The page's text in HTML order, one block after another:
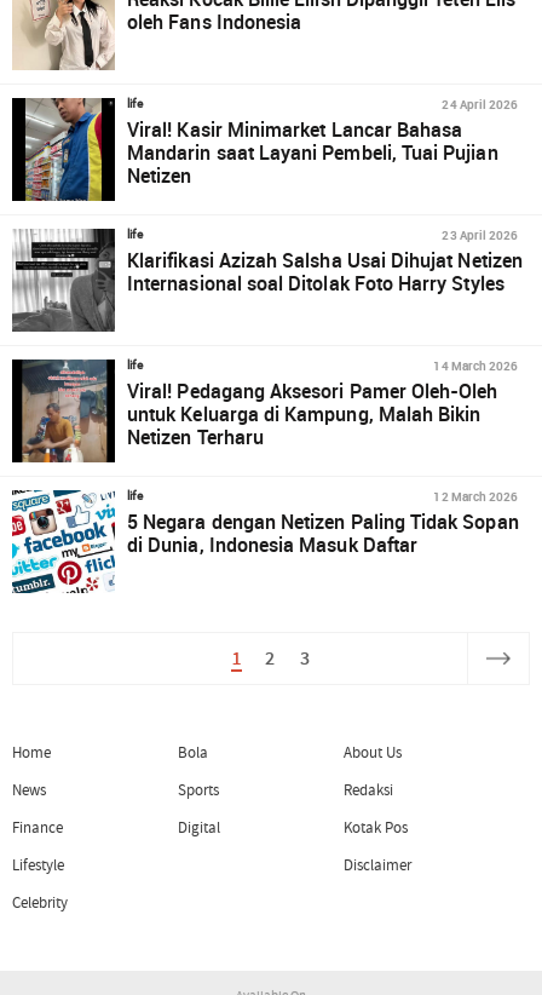
oleh Fans Indonesia
life 24 April 2026
Viral! Kasir Minimarket Lancar Bahasa
Mandarin saat Layani Pembeli, Tuai Pujian
Netizen
life 23 April 2026
Klarifikasi Azizah Salsha Usai Dihujat Netizen
Internasional soal Ditolak Foto Harry Styles
life 14 March 2026
Viral! Pedagang Aksesori Pamer Oleh-Oleh
untuk Keluarga di Kampung, Malah Bikin
Netizen Terharu
life 12 March 2026
5 Negara dengan Netizen Paling Tidak Sopan
di Dunia, Indonesia Masuk Daftar
1 2 3
Home
News
Finance
Lifestyle
Celebrity
Bola
Sports
Digital
About Us
Redaksi
Kotak Pos
Disclaimer